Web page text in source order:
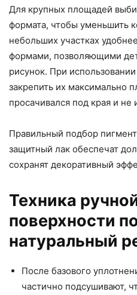
Для крупных площадей
формата, чтобы уменьшить
небольших участках
формами, позволяющими
рисунок. При
закрепить их максимально
просачивался под края и не
Правильный подбор
защитный лак обеспечат
сохранят декоративный
Техника
поверхности
натуральный
После базового
частично подсушивают,